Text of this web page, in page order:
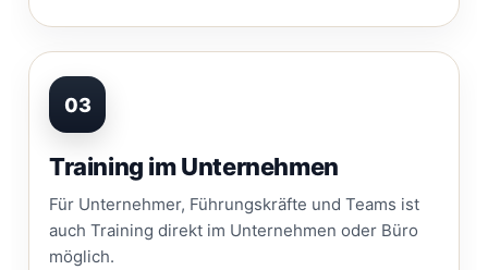
03
Training im Unternehmen
Für Unternehmer, Führungskräfte und Teams ist
auch Training direkt im Unternehmen oder Büro
möglich.